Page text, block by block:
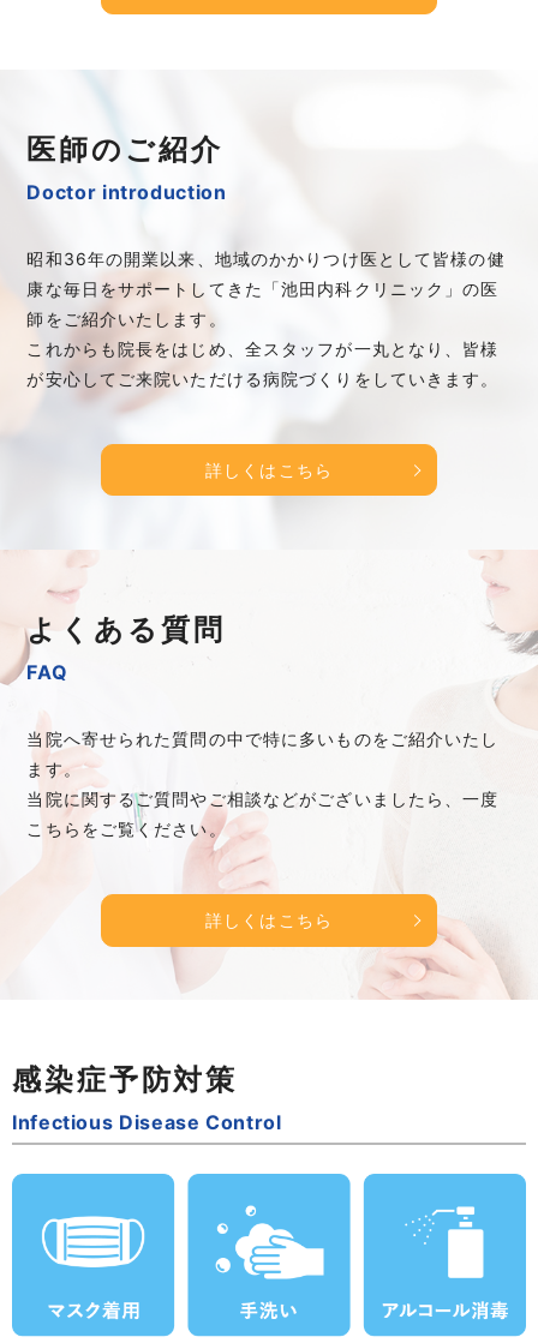
医師のご紹介
Doctor introduction
昭和36年の開業以来、地域のかかりつけ医として皆様の健
康な毎日をサポートしてきた「池田内科クリニック」の医
師をご紹介いたします。
これからも院長をはじめ、全スタッフが一丸となり、皆様
が安心してご来院いただける病院づくりをしていきます。
詳しくはこちら
よくある質問
FAQ
当院へ寄せられた質問の中で特に多いものをご紹介いたし
ます。
当院に関するご質問やご相談などがございましたら、一度
こちらをご覧ください。
詳しくはこちら
感染症予防対策
Infectious Disease Control